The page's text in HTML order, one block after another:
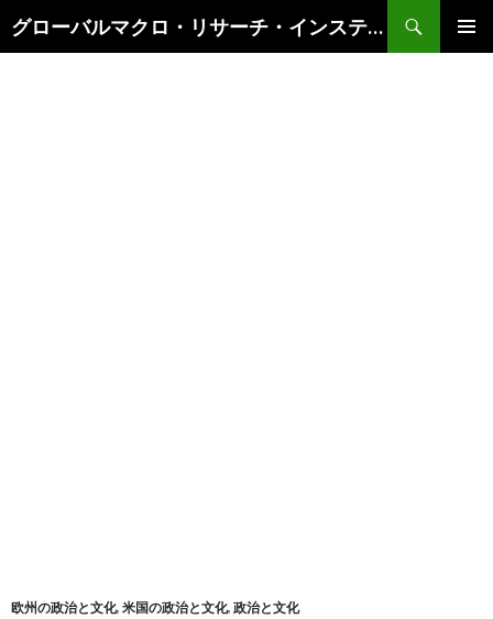
グローバルマクロ・リサーチ・インスティテュート
索
欧州の政治と文化, 米国の政治と文化, 政治と文化